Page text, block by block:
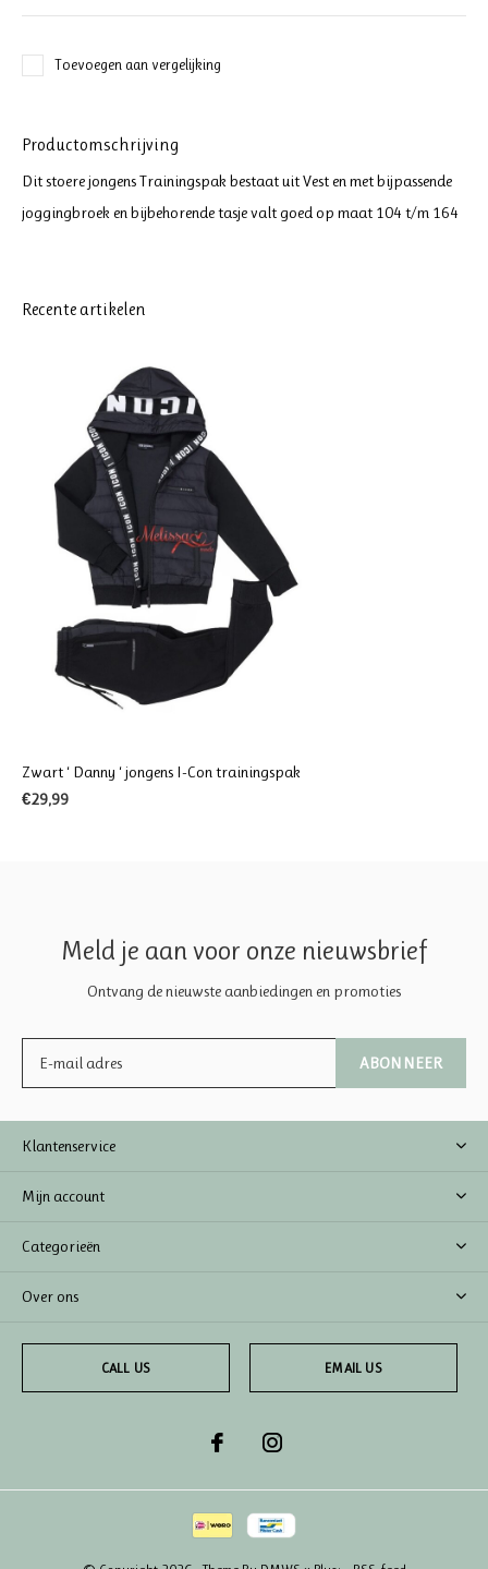
Toevoegen aan vergelijking
Productomschrijving
Dit stoere jongens Trainingspak bestaat uit Vest en met bijpassende
joggingbroek en bijbehorende tasje valt goed op maat 104 t/m 164
Recente artikelen
Zwart ‘ Danny ‘ jongens I-Con trainingspak
€29,99
Meld je aan voor onze nieuwsbrief
Ontvang de nieuwste aanbiedingen en promoties
ABONNEER
Klantenservice
Mijn account
Categorieën
Over ons
CALL US EMAIL US